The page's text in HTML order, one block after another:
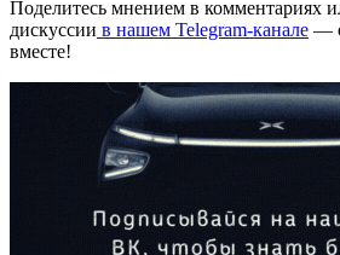
Поделитесь мнением в комментариях
дискуссии в нашем Telegram-канале —
вместе!